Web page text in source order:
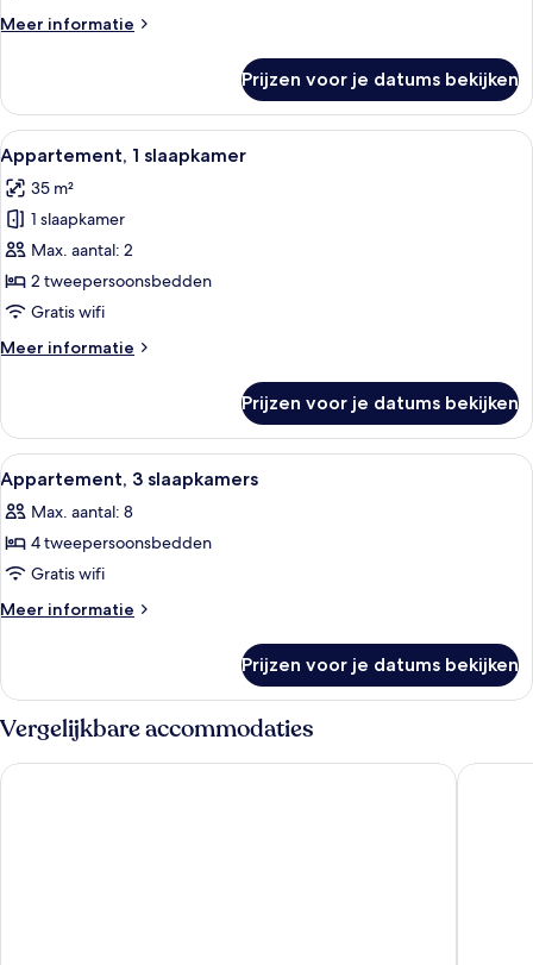
Meer informatie
Meer
2
slaapkamers
Prijzen voor je datums bekijken
Alle
foto's
voor
Appartement,
1
slaapkamer
laden
Een hotelkamer met een groot bed,
7
Appartement, 1 slaapkamer
35 m²
1 slaapkamer
Max. aantal: 2
2 tweepersoonsbedden
Gratis wifi
Meer informatie
Meer
1
slaapkamer
Prijzen voor je datums bekijken
Alle
foto's
voor
Appartement,
3
slaapkamers
Appartement, 3 slaapkamers | 1
2
Appartement, 3 slaapkamers
Max. aantal: 8
4 tweepersoonsbedden
Gratis wifi
Meer informatie
Meer
3
slaapkamers
Prijzen voor je datums bekijken
Vergelijkbare accommodaties
Padja Hotel & Spa, Vannes